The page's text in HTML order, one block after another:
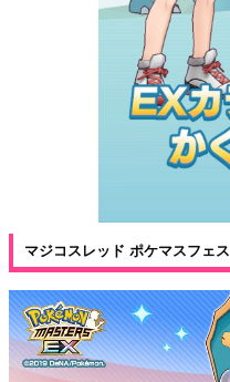
マジコスレッド ポケマスフェス